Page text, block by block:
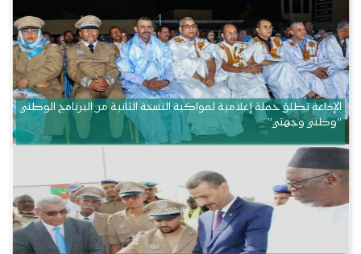
الإذاعة تطلق حملة إعلامية لمواكبة النسخة الثانية من البرنامج الوطني
“وطني وجهتي”